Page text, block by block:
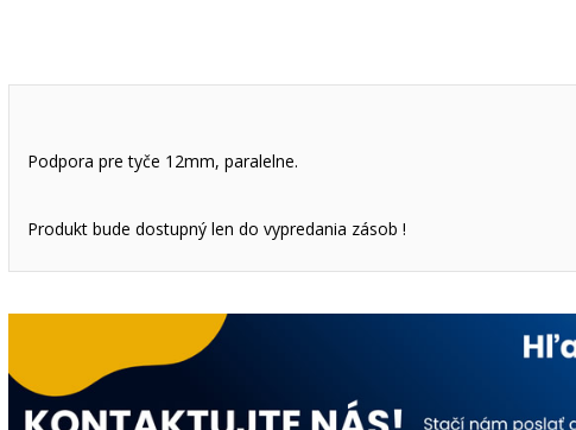
Podpora pre tyče 12mm, paralelne.
Produkt bude dostupný len do vypredania zásob !